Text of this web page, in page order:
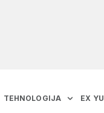
TEHNOLOGIJA EX YU